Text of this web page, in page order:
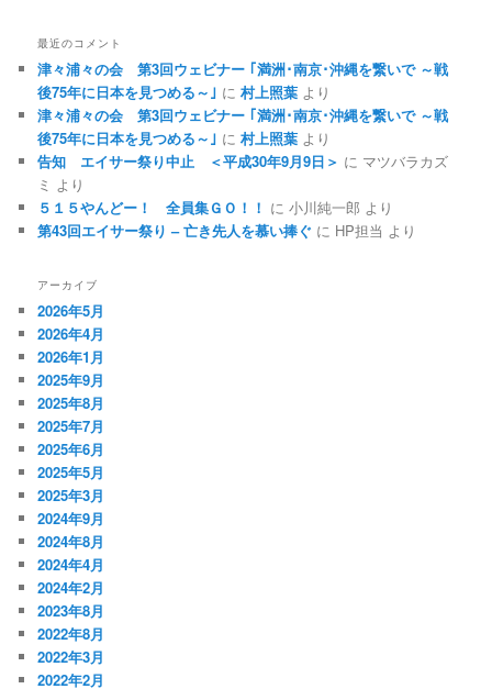
最近のコメント
津々浦々の会 第3回ウェビナー ｢満洲･南京･沖縄を繋いで ～戦
後75年に日本を見つめる～｣ に村上照葉 より
津々浦々の会 第3回ウェビナー ｢満洲･南京･沖縄を繋いで ～戦
後75年に日本を見つめる～｣ に村上照葉 より
告知 エイサー祭り中止 ＜平成30年9月9日＞ に マツバラカズ
ミ より
５１５やんどー！ 全員集ＧＯ！！ に 小川純一郎 より
第43回エイサー祭り – 亡き先人を慕い捧ぐ に HP担当 より
アーカイブ
2026年5月
2026年4月
2026年1月
2025年9月
2025年8月
2025年7月
2025年6月
2025年5月
2025年3月
2024年9月
2024年8月
2024年4月
2024年2月
2023年8月
2022年8月
2022年3月
2022年2月